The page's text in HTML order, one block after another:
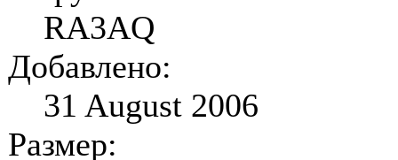
RA3AQ
Добавлено:
31 August 2006
Размер: